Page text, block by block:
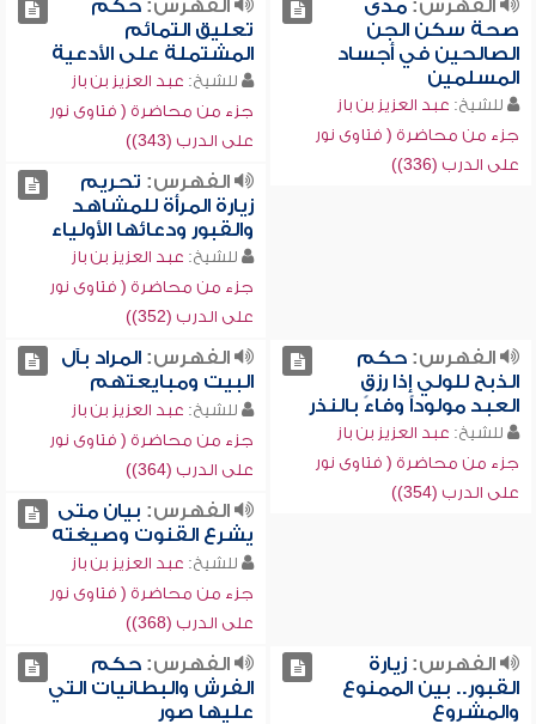
الفهرس:مدى
صحة سكن الجن
الصالحين في أجساد
المسلمين
للشيخ: عبد العزيز بن باز
جزء من محاضرة ( فتاوى نور
على الدرب (336))
الفهرس:حكم
تعليق التمائم
المشتملة على الأدعية
للشيخ: عبد العزيز بن باز
جزء من محاضرة ( فتاوى نور
على الدرب (343))
الفهرس: تحريم
زيارة المرأة للمشاهد
والقبور ودعائها الأولياء
للشيخ: عبد العزيز بن باز
جزء من محاضرة ( فتاوى نور
على الدرب (352))
الفهرس:حكم
الذبح للولي إذا رزق
العبد مولوداً وفاءً بالنذر
للشيخ: عبد العزيز بن باز
جزء من محاضرة ( فتاوى نور
على الدرب (354))
الفهرس:المراد بآل
البيت ومبايعتهم
للشيخ: عبد العزيز بن باز
جزء من محاضرة ( فتاوى نور
على الدرب (364))
الفهرس: بيان متى
يشرع القنوت وصيغته
للشيخ: عبد العزيز بن باز
جزء من محاضرة ( فتاوى نور
على الدرب (368))
الفهرس:زيارة
القبور.. بين الممنوع
والمشروع
الفهرس:حكم
الفرش والبطانيات التي
عليها صور